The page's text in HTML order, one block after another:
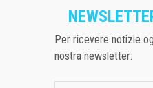
Per ricevere notizie
nostra newsletter: